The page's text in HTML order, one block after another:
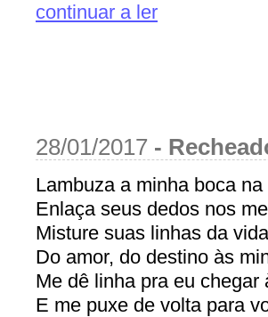
continuar a ler
28/01/2017 -
Lambuza a minha boca na
Enlaça seus dedos nos
Misture suas linhas da
Do amor, do destino às
Me dê linha pra eu chegar
E me puxe de volta para